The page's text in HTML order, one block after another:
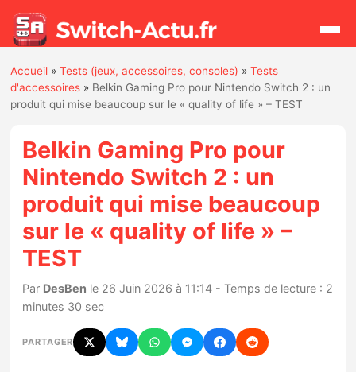
Rechercher
Actualités
Jeux
Hardware
Mises à jour
Chiffres de ventes
Rumeurs
Accueil »Tests (jeux, accessoires, consoles) »Tests
d'accessoires » Belkin Gaming Pro pour Nintendo Switch 2 : un
produit qui mise beaucoup sur le « quality of life » – TEST
Belkin Gaming Pro pour
Nintendo Switch 2 : un
produit qui mise beaucoup
sur le « quality of life » –
TEST
Par DesBen le 26 Juin 2026 à 11:14 - Temps de lecture : 2
minutes 30 sec
PARTAGER